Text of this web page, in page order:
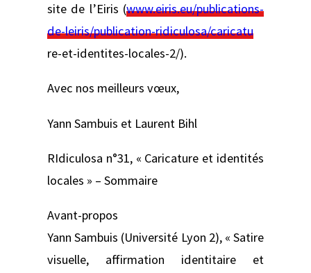
site de l’Eiris (www.eiris.eu/publications-
de-leiris/publication-ridiculosa/caricatu
re-et-identites-locales-2/).
Avec nos meilleurs vœux,
Yann Sambuis et Laurent Bihl
RIdiculosa n°31, « Caricature et identités
locales » – Sommaire
Avant-propos
Yann Sambuis (Université Lyon 2), « Satire
visuelle, affirmation identitaire et